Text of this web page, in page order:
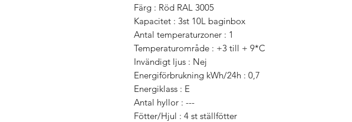
Färg : Röd RAL 3005
Kapacitet : 3st 10L baginbox
Antal temperaturzoner : 1
Temperaturområde : +3 till + 9*C
Invändigt ljus : Nej
Energiförbrukning kWh/24h : 0,7
Energiklass : E
Antal hyllor : ---
Fötter/Hjul : 4 st ställfötter